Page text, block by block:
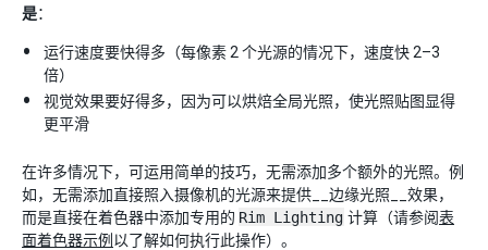
是：
运行速度要快得多（每像素 2 个光源的情况下，速度快 2–3
倍）
视觉效果要好得多，因为可以烘焙全局光照，使光照贴图显得
更平滑
在许多情况下，可运用简单的技巧，无需添加多个额外的光照。例
如，无需添加直接照入摄像机的光源来提供__边缘光照__效果，
而是直接在着色器中添加专用的 Rim Lighting 计算（请参阅表
面着色器示例 以了解如何执行此操作）。